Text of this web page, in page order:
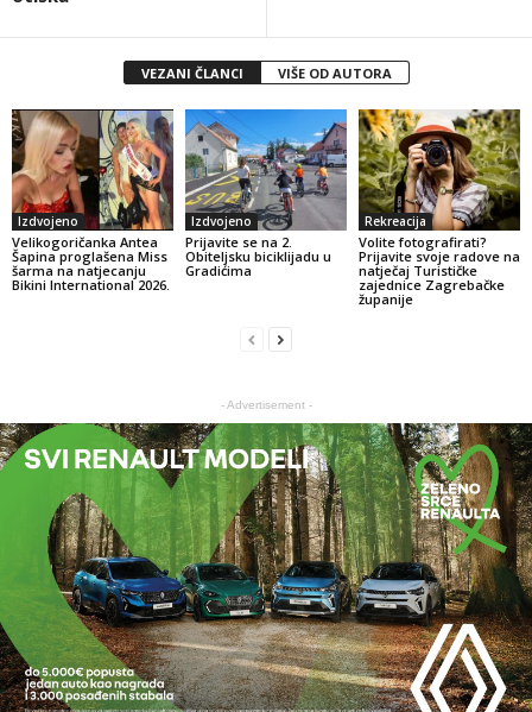
VEZANI ČLANCI VIŠE OD AUTORA
Izdvojeno
Velikogoričanka Antea
Šapina proglašena Miss
šarma na natjecanju
Bikini International 2026.
Izdvojeno
Prijavite se na 2.
Obiteljsku biciklijadu u
Gradićima
Rekreacija
Volite fotografirati?
Prijavite svoje radove na
natječaj Turističke
zajednice Zagrebačke
županije
- Advertisement -